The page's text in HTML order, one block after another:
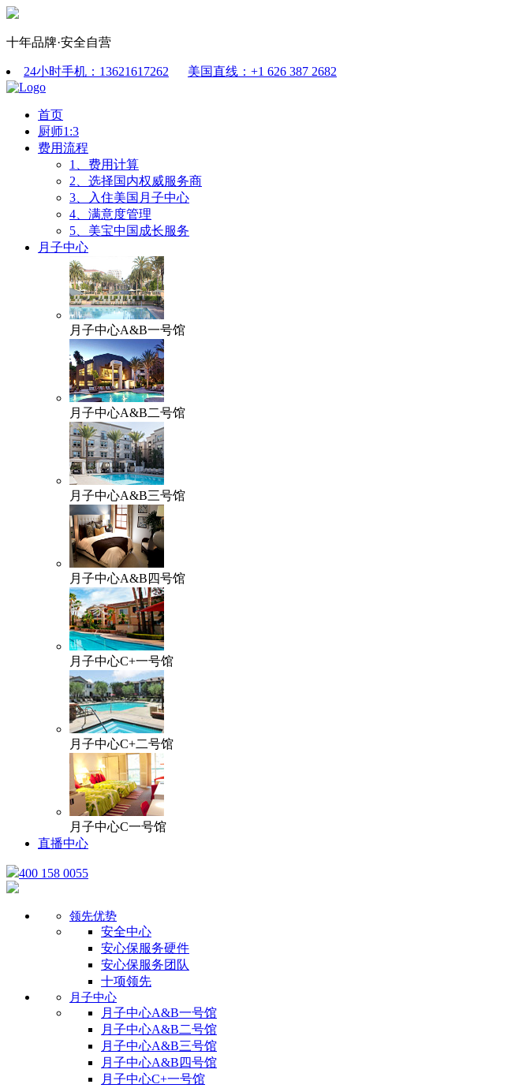
十年品牌·安全自营
24小时手机：13621617262 美国直线：+1 626 387 2682
首页
厨师1:3
费用流程
1、费用计算
2、选择国内权威服务商
3、入住美国月子中心
4、满意度管理
5、美宝中国成长服务
月子中心
月子中心A&B一号馆
月子中心A&B二号馆
月子中心A&B三号馆
月子中心A&B四号馆
月子中心C+一号馆
月子中心C+二号馆
月子中心C一号馆
直播中心
400 158 0055
领先优势
安全中心
安心保服务硬件
安心保服务团队
十项领先
月子中心
月子中心A&B一号馆
月子中心A&B二号馆
月子中心A&B三号馆
月子中心A&B四号馆
月子中心C+一号馆